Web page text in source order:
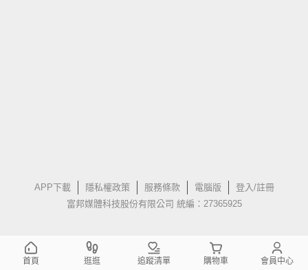
APP下載 隱私權政策 服務條款 電腦版
登入/註冊
富邦媒體科技股份有限公司 統編：27365925
首頁 逛逛 追蹤清單 購物車 會員中心